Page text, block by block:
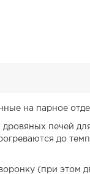
на парное
печей
до
(при этом